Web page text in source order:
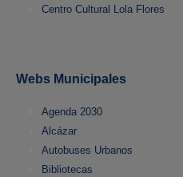
Centro Cultural Lola Flores
Webs Municipales
Agenda 2030
Alcázar
Autobuses Urbanos
Bibliotecas